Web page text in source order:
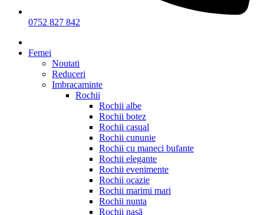
0752 827 842
Femei
Noutati
Reduceri
Imbracaminte
Rochii
Rochii albe
Rochii botez
Rochii casual
Rochii cununie
Rochii cu maneci bufante
Rochii elegante
Rochii evenimente
Rochii ocazie
Rochii marimi mari
Rochii nunta
Rochii nașă